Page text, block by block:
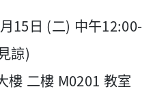
15日 (二) 中午12:00-
諒)
樓 二樓 M0201 教室